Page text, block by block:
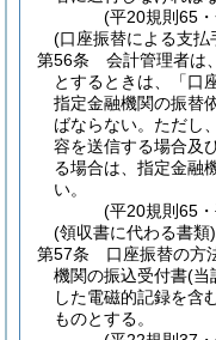
(平20規則65
(口座振替による支払
第56条
会計管理者は
とするときは、「口
指定金融機関の振替
ばならない。 ただし
容を送信する場合及
る場合は、指定金融
い。
(平20規則65
(領収書に代わる書類)
第57条
口座振替の方
機関の振込受付書(当
した電磁的記録を含
ものとする。